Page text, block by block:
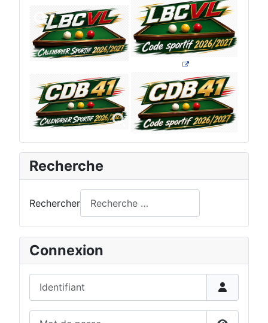
Recherche
Rechercher
Connexion